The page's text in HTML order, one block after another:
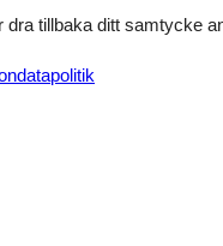
Kleiderschrank
dra tillbaka ditt samtycke